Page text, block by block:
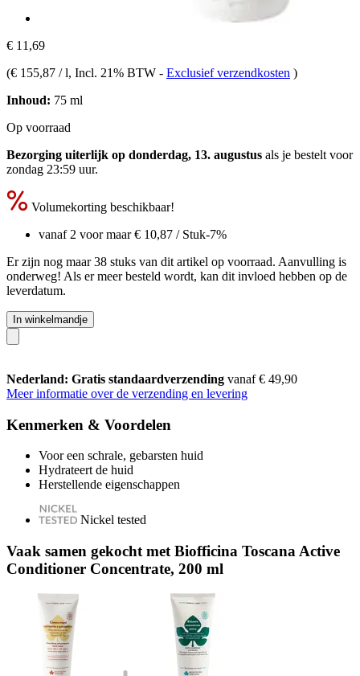
€ 11,69
(€ 155,87 / l, Incl. 21% BTW - Exclusief verzendkosten )
Inhoud: 75 ml
Op voorraad
Bezorging uiterlijk op donderdag, 13. augustus als je bestelt voor
zondag 23:59 uur.
Volumekorting beschikbaar!
vanaf 2 voor maar€ 10,87 / Stuk-7%
Er zijn nog maar 38 stuks van dit artikel op voorraad. Aanvulling is
onderweg! Als er meer besteld wordt, kan dit invloed hebben op de
leverdatum.
In winkelmandje
Nederland: Gratis standaardverzending vanaf € 49,90
Meer informatie over de verzending en levering
Kenmerken & Voordelen
Voor een schrale, gebarsten huid
Hydrateert de huid
Herstellende eigenschappen
Nickel tested
Vaak samen gekocht met Biofficina Toscana Active
Conditioner Concentrate, 200 ml